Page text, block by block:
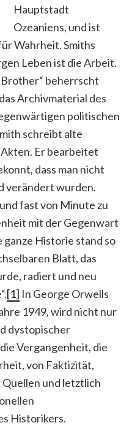
Hauptstadt
Ozeaniens, und ist
Wahrheit. Smiths
Leben ist die Arbeit.
Brother“ beherrscht
Archivmaterial des
politischen
schreibt alte
Er bearbeitet
dass man nicht
verändert wurden.
fast von Minute zu
mit der Gegenwart
Historie stand so
Blatt, das
radiert und neu
[1] In George Orwells
1949, wird nicht nur
dystopischer
Vergangenheit, die
von Faktizität,
und letztlich
Historikers.